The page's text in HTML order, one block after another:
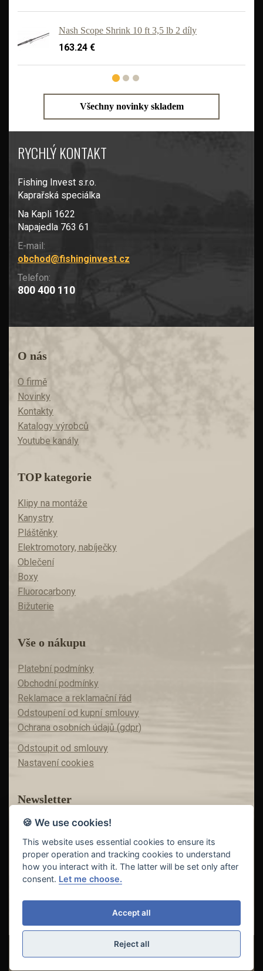
Nash Scope Shrink 10 ft 3,5 lb 2 díly
163.24 €
Všechny novinky skladem
RYCHLÝ KONTAKT
Fishing Invest s.r.o.
Kaprařská speciálka
Na Kapli 1622
Napajedla 763 61
E-mail:
obchod@fishinginvest.cz
Telefon:
800 400 110
O nás
O firmě
Novinky
Kontakty
Katalogy výrobců
Youtube kanály
TOP kategorie
Klipy na montáže
Kanystry
Pláštěnky
Elektromotory, nabíječky
Oblečení
Boxy
Fluorocarbony
Bižuterie
Vše o nákupu
Platební podmínky
Obchodní podmínky
Reklamace a reklamační řád
Odstoupení od kupní smlouvy
Ochrana osobních údajů (gdpr)
Odstoupit od smlouvy
Nastavení cookies
Newsletter
Máte zájem o akční nabídky?
Teď už vám nic neunikne!
FISHING INVEST s.r.o. | partner
🍪 We use cookies!
This website uses essential cookies to ensure its
proper operation and tracking cookies to understand
how you interact with it. The latter will be set only after
consent. Let me choose.
Accept all
Reject all